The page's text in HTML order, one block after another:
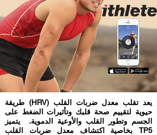
يعد تقلب معدل ضربات القلب (HRV) طريقة
حيوية لتقييم صحة قلبك وتأثيرات الضغط على
الجسم وتطور القلب والأوعية الدموية. يتميز
TP5 بخاصية اكتشاف معدل ضربات القلب